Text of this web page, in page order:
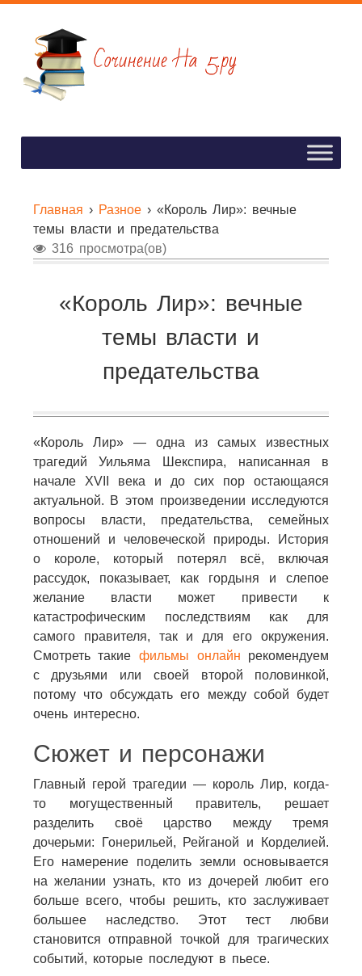
Главная › Разное› «Король Лир»: вечные
темы власти и предательства
316 просмотра(ов)
«Король Лир»: вечные
темы власти и
предательства
«Король Лир» — одна из самых известных
трагедий Уильяма Шекспира, написанная в
начале XVII века и до сих пор остающаяся
актуальной. В этом произведении исследуются
вопросы власти, предательства, семейных
отношений и человеческой природы. История
о короле, который потерял всё, включая
рассудок, показывает, как гордыня и слепое
желание власти может привести к
катастрофическим последствиям как для
самого правителя, так и для его окружения.
Смотреть такие фильмы онлайн рекомендуем
с друзьями или своей второй половинкой,
потому что обсуждать его между собой будет
очень интересно.
Сюжет и персонажи
Главный герой трагедии — король Лир, когда-
то могущественный правитель, решает
разделить своё царство между тремя
дочерьми: Гонерильей, Рейганой и Корделией.
Его намерение поделить земли основывается
на желании узнать, кто из дочерей любит его
больше всего, чтобы решить, кто заслуживает
большее наследство. Этот тест любви
становится отправной точкой для трагических
событий, которые последуют в пьесе.